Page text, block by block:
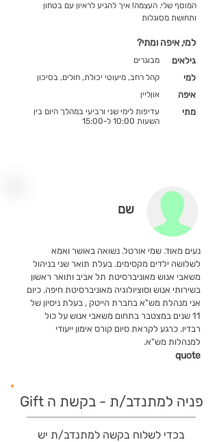
המוסף שלי. העצמה! איך להגיע לראיון עם בטחון
ותחושת מסוגלות
למי, איפה ומתי?
מבוגרים גילאים
קהל רחב, מיעוטי יכולת, חולים, בסיכון למי
אוןליין איפה
עדיפות לימי שני ורביעי במהלך היום בין
השעות 10:00 ל-15:00
מתי
שם
נעים מאוד. שמי אורטל. נשואה באושר ואמא
לשלושה ילדים מקסימים. בעלת תואר שני בניהול
משאבי אנוש מאוניברסיטת תל אביב ותואר ראשון
בשירותי אנוש וסוציולוגיה מאוניברסיטת חיפה. כיום
אני מנהלת מש"א בחברת הייטק , בעלת ניסיון של
11 שנים במצטבר בתחום משאבי אנוש על כול
רבדיו. כרגע לקראת סיום קורס אימון ייעודי
למנהלות מש"א.
quote
פניה למתנדב/ת - בקשת ה Gift
בכדי לשלוח בקשה למתנדב/ת יש